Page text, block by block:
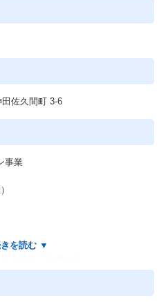
佐久間町 3-6
事業
ニア
ンソース技術に注力
入実績